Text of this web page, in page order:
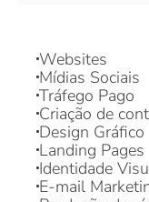
Tráfego Pago
Criação de
Design Gráfico
Landing Pages
Identidade
E-mail Marketing
Produção de
Sistemas e